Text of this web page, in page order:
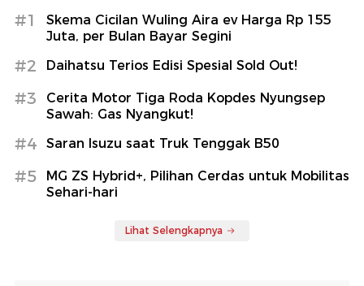
#1
Skema Cicilan Wuling Aira ev Harga Rp 155
Juta, per Bulan Bayar Segini
#2 Daihatsu Terios Edisi Spesial Sold Out!
#3
Cerita Motor Tiga Roda Kopdes Nyungsep
Sawah: Gas Nyangkut!
#4 Saran Isuzu saat Truk Tenggak B50
#5
MG ZS Hybrid+, Pilihan Cerdas untuk Mobilitas
Sehari-hari
Lihat Selengkapnya